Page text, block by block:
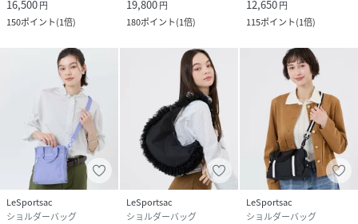
16,500円
150ポイント(1倍)
19,800円
180ポイント(1倍)
12,650円
115ポイント(1倍)
LeSportsac
ショルダーバッグ
LeSportsac
ショルダーバッグ
LeSportsac
ショルダーバッグ